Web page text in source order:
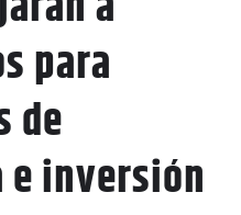
para
de
inversión